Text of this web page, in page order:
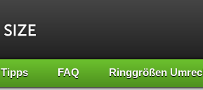
Tipps FAQ Ringgrößen